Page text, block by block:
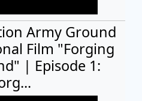
Army Ground
Film "Forging
| Episode 1: